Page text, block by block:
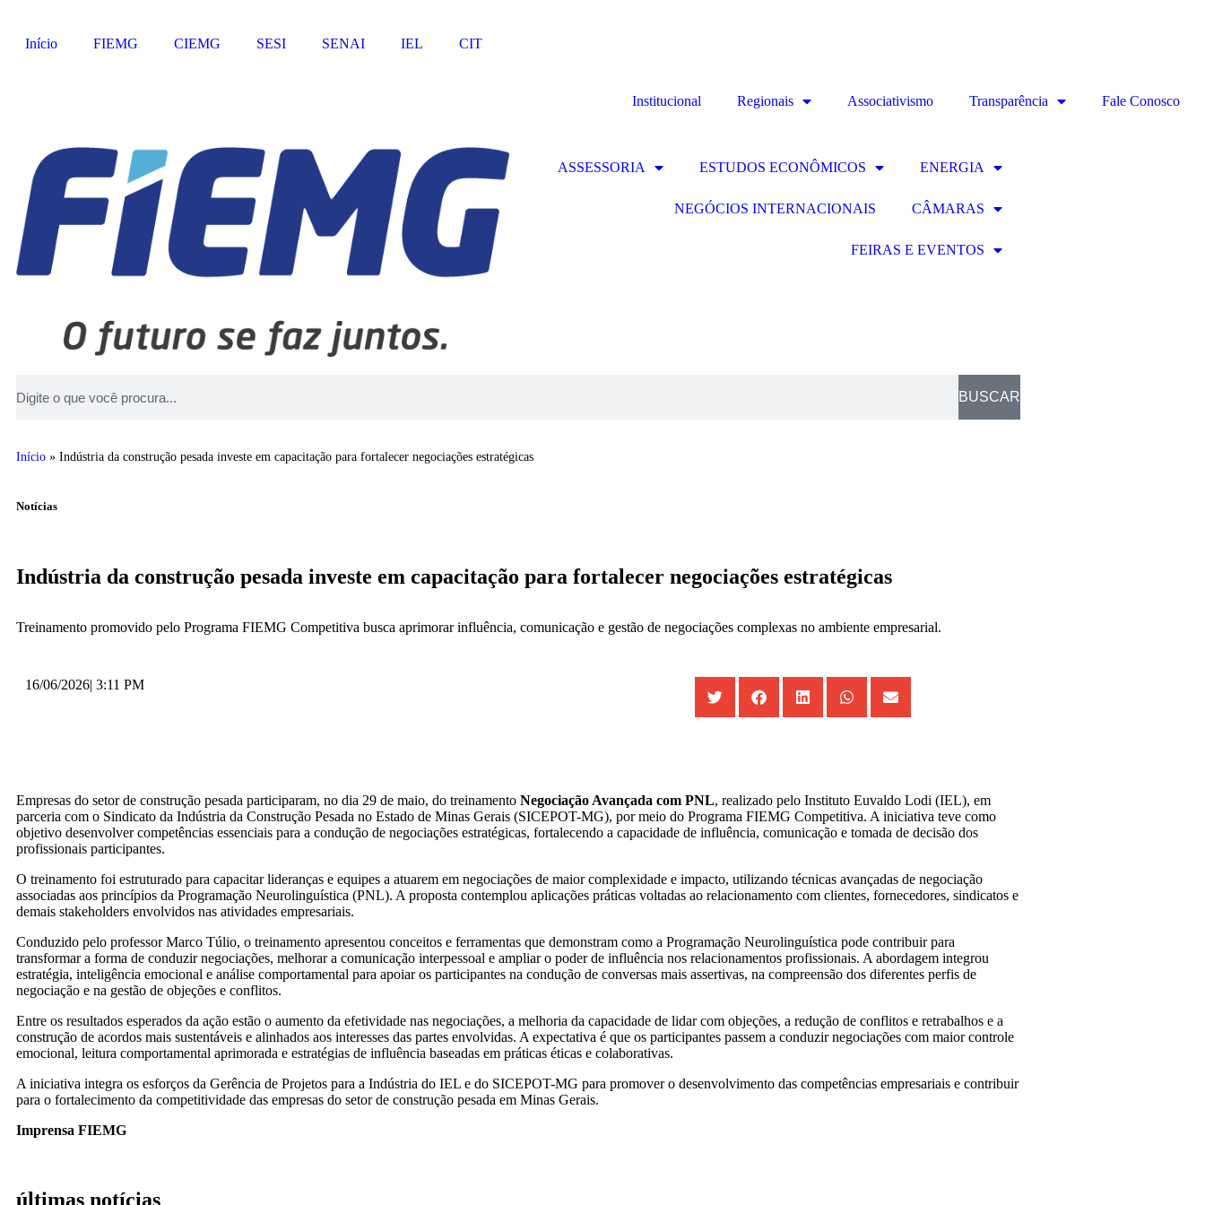
Início FIEMG CIEMG SESI SENAI IEL CIT
Institucional Regionais Associativismo Transparência Fale Conosco
ASSESSORIA ESTUDOS ECONÔMICOS ENERGIA
NEGÓCIOS INTERNACIONAIS CÂMARAS
FEIRAS E EVENTOS
BUSCAR
Início » Indústria da construção pesada investe em capacitação para fortalecer negociações estratégicas
Notícias
Indústria da construção pesada investe em capacitação para fortalecer negociações estratégicas
Treinamento promovido pelo Programa FIEMG Competitiva busca aprimorar influência, comunicação e gestão de negociações complexas no ambiente empresarial.
16/06/2026| 3:11 PM
Empresas do setor de construção pesada participaram, no dia 29 de maio, do treinamento Negociação Avançada com PNL, realizado pelo Instituto Euvaldo Lodi (IEL), em
parceria com o Sindicato da Indústria da Construção Pesada no Estado de Minas Gerais (SICEPOT-MG), por meio do Programa FIEMG Competitiva. A iniciativa teve como
objetivo desenvolver competências essenciais para a condução de negociações estratégicas, fortalecendo a capacidade de influência, comunicação e tomada de decisão dos
profissionais participantes.
O treinamento foi estruturado para capacitar lideranças e equipes a atuarem em negociações de maior complexidade e impacto, utilizando técnicas avançadas de negociação
associadas aos princípios da Programação Neurolinguística (PNL). A proposta contemplou aplicações práticas voltadas ao relacionamento com clientes, fornecedores, sindicatos e
demais stakeholders envolvidos nas atividades empresariais.
Conduzido pelo professor Marco Túlio, o treinamento apresentou conceitos e ferramentas que demonstram como a Programação Neurolinguística pode contribuir para
transformar a forma de conduzir negociações, melhorar a comunicação interpessoal e ampliar o poder de influência nos relacionamentos profissionais. A abordagem integrou
estratégia, inteligência emocional e análise comportamental para apoiar os participantes na condução de conversas mais assertivas, na compreensão dos diferentes perfis de
negociação e na gestão de objeções e conflitos.
Entre os resultados esperados da ação estão o aumento da efetividade nas negociações, a melhoria da capacidade de lidar com objeções, a redução de conflitos e retrabalhos e a
construção de acordos mais sustentáveis e alinhados aos interesses das partes envolvidas. A expectativa é que os participantes passem a conduzir negociações com maior controle
emocional, leitura comportamental aprimorada e estratégias de influência baseadas em práticas éticas e colaborativas.
A iniciativa integra os esforços da Gerência de Projetos para a Indústria do IEL e do SICEPOT-MG para promover o desenvolvimento das competências empresariais e contribuir
para o fortalecimento da competitividade das empresas do setor de construção pesada em Minas Gerais.
Imprensa FIEMG
últimas notícias